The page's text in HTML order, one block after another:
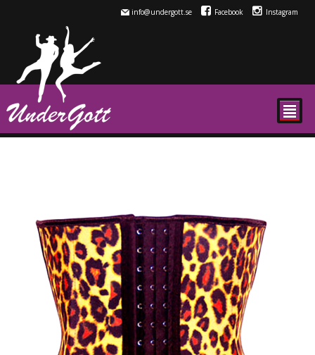
info@undergott.se Facebook Instagram
²